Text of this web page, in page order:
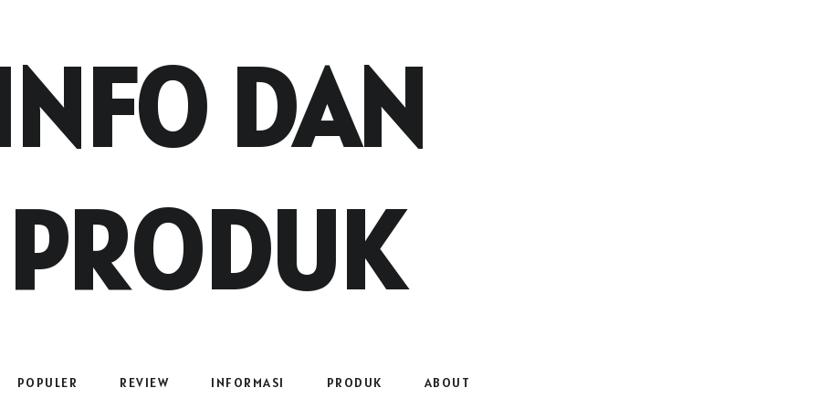
DAN
PRODUK
POPULER REVIEW INFORMASI PRODUK ABOUT